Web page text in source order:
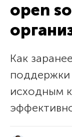
open
Как
исходным